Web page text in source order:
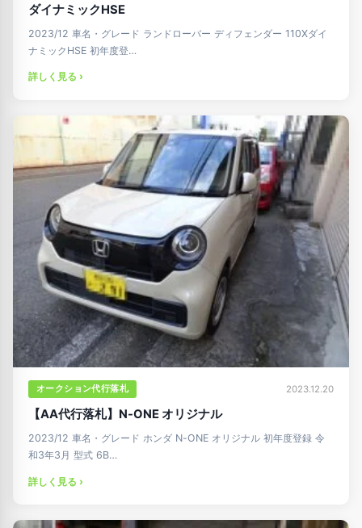
ダイナミックHSE
2023/12 車名・グレード ランドローバー ディフェンダー 110Xダイ
ナミックHSE 初年度登…
詳しく見る ›
オークション代行落札 2023.12.20
【AA代行落札】N-ONE オリジナル
2023/12 車名・グレード ホンダ N-ONE オリジナル 初年度登録 令
和3年3月 型式 6B…
詳しく見る ›